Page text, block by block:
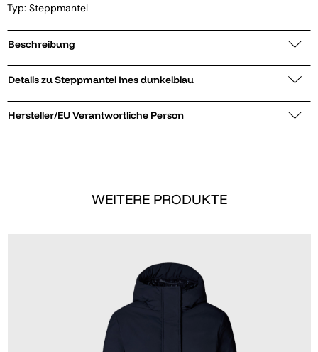
Typ: Steppmantel
Beschreibung
Details zu Steppmantel Ines dunkelblau
Hersteller/EU Verantwortliche Person
WEITERE PRODUKTE